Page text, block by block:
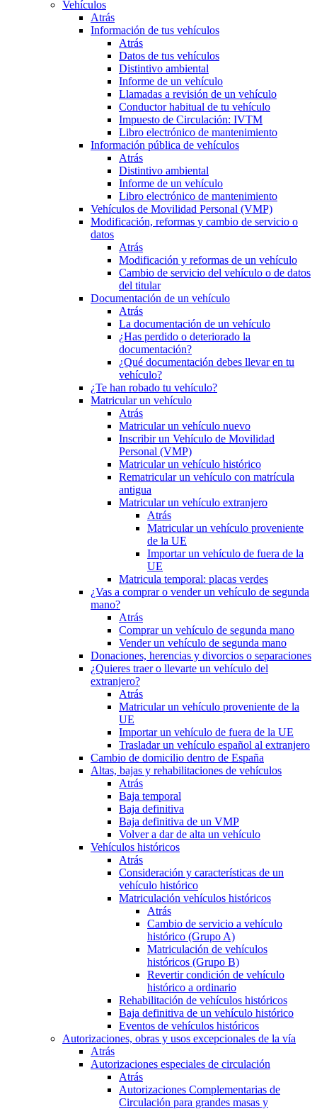
Vehículos
Atrás
Información de tus vehículos
Atrás
Datos de tus vehículos
Distintivo ambiental
Informe de un vehículo
Llamadas a revisión de un vehículo
Conductor habitual de tu vehículo
Impuesto de Circulación: IVTM
Libro electrónico de mantenimiento
Información pública de vehículos
Atrás
Distintivo ambiental
Informe de un vehículo
Libro electrónico de mantenimiento
Vehículos de Movilidad Personal (VMP)
Modificación, reformas y cambio de servicio o
datos
Atrás
Modificación y reformas de un vehículo
Cambio de servicio del vehículo o de datos
del titular
Documentación de un vehículo
Atrás
La documentación de un vehículo
¿Has perdido o deteriorado la
documentación?
¿Qué documentación debes llevar en tu
vehículo?
¿Te han robado tu vehículo?
Matricular un vehículo
Atrás
Matricular un vehículo nuevo
Inscribir un Vehículo de Movilidad
Personal (VMP)
Matricular un vehículo histórico
Rematricular un vehículo con matrícula
antigua
Matricular un vehículo extranjero
Atrás
Matricular un vehículo proveniente
de la UE
Importar un vehículo de fuera de la
UE
Matricula temporal: placas verdes
¿Vas a comprar o vender un vehículo de segunda
mano?
Atrás
Comprar un vehículo de segunda mano
Vender un vehículo de segunda mano
Donaciones, herencias y divorcios o separaciones
¿Quieres traer o llevarte un vehículo del
extranjero?
Atrás
Matricular un vehículo proveniente de la
UE
Importar un vehículo de fuera de la UE
Trasladar un vehículo español al extranjero
Cambio de domicilio dentro de España
Altas, bajas y rehabilitaciones de vehículos
Atrás
Baja temporal
Baja definitiva
Baja definitiva de un VMP
Volver a dar de alta un vehículo
Vehículos históricos
Atrás
Consideración y características de un
vehículo histórico
Matriculación vehículos históricos
Atrás
Cambio de servicio a vehículo
histórico (Grupo A)
Matriculación de vehículos
históricos (Grupo B)
Revertir condición de vehículo
histórico a ordinario
Rehabilitación de vehículos históricos
Baja definitiva de un vehículo histórico
Eventos de vehículos históricos
Autorizaciones, obras y usos excepcionales de la vía
Atrás
Autorizaciones especiales de circulación
Atrás
Autorizaciones Complementarias de
Circulación para grandes masas y